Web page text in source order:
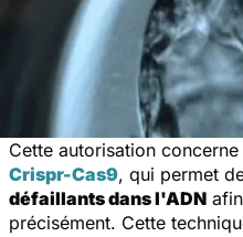
Cette autorisation
Crispr-Cas9, qui permet
défaillants dans l'ADN
précisément. Cette